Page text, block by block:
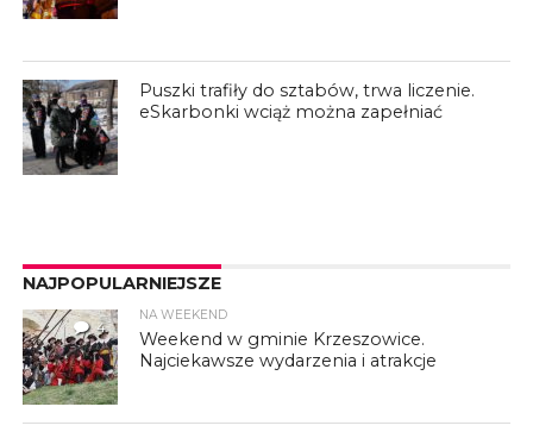
Puszki trafiły do sztabów, trwa liczenie.
eSkarbonki wciąż można zapełniać
NAJPOPULARNIEJSZE
4
NA WEEKEND
Weekend w gminie Krzeszowice.
Najciekawsze wydarzenia i atrakcje